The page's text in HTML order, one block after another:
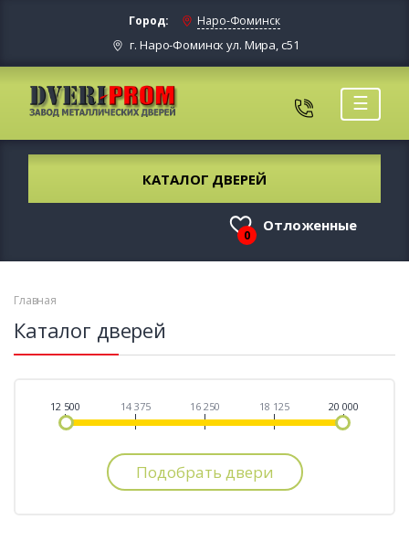
Город: Наро-Фоминск
г. Наро-Фоминск ул. Мира, с51
☰
КАТАЛОГ ДВЕРЕЙ
0
Отложенные
Главная
Каталог дверей
12 500 14 375 16 250 18 125 20 000